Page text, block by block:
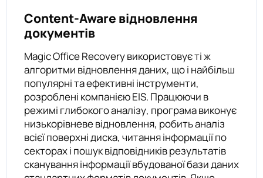
Content-Aware відновлення
документів
Magic Office Recovery використовує ті ж
алгоритми відновлення даних, що і найбільш
популярні та ефективні інструменти,
розроблені компанією EIS. Працюючи в
режимі глибокого аналізу, програма виконує
низькорівневе відновлення, робить аналіз
всієї поверхні диска, читання інформації по
секторах і пошук відповідників результатів
сканування інформації вбудованої бази даних